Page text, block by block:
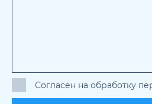
Согласен на обработку